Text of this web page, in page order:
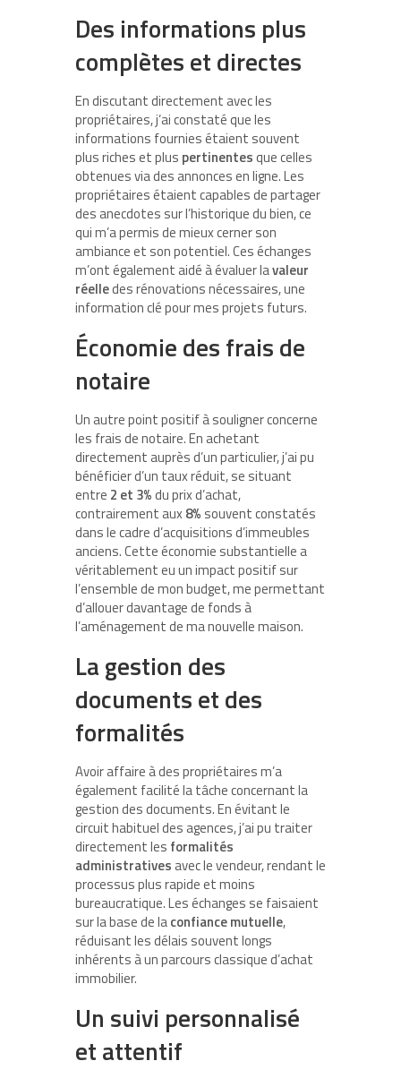
Des informations plus
complètes et directes
En discutant directement avec les
propriétaires, j’ai constaté que les
informations fournies étaient souvent
plus riches et plus pertinentesque celles
obtenues via des annonces en ligne. Les
propriétaires étaient capables de partager
des anecdotes sur l’historique du bien, ce
qui m’a permis de mieux cerner son
ambiance et son potentiel. Ces échanges
m’ont également aidé à évaluer lavaleur
réelledes rénovations nécessaires, une
information clé pour mes projets futurs.
Économie des frais de
notaire
Un autre point positif à souligner concerne
les frais de notaire. En achetant
directement auprès d’un particulier, j’ai pu
bénéficier d’un taux réduit, se situant
entre 2 et 3%du prix d’achat,
contrairement aux8% souvent constatés
dans le cadre d’acquisitions d’immeubles
anciens. Cette économie substantielle a
véritablement eu un impact positif sur
l’ensemble de mon budget, me permettant
d’allouer davantage de fonds à
l’aménagement de ma nouvelle maison.
La gestion des
documents et des
formalités
Avoir affaire à des propriétaires m’a
également facilité la tâche concernant la
gestion des documents. En évitant le
circuit habituel des agences, j’ai pu traiter
directement les formalités
administratives avec le vendeur, rendant le
processus plus rapide et moins
bureaucratique. Les échanges se faisaient
sur la base de laconfiance mutuelle,
réduisant les délais souvent longs
inhérents à un parcours classique d’achat
immobilier.
Un suivi personnalisé
et attentif